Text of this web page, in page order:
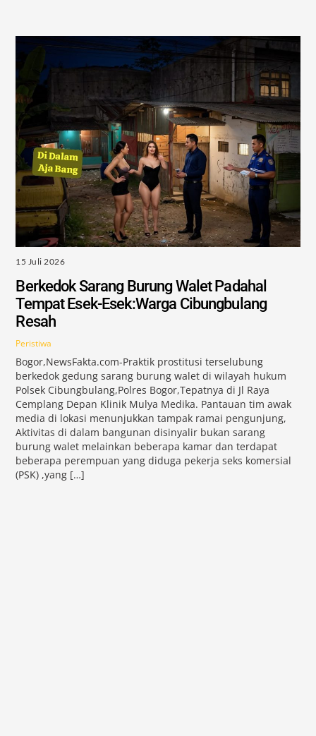
15 Juli 2026
Berkedok Sarang Burung Walet Padahal
Tempat Esek-Esek:Warga Cibungbulang
Resah
Peristiwa
Bogor,NewsFakta.com-Praktik prostitusi terselubung
berkedok gedung sarang burung walet di wilayah hukum
Polsek Cibungbulang,Polres Bogor,Tepatnya di Jl Raya
Cemplang Depan Klinik Mulya Medika. Pantauan tim awak
media di lokasi menunjukkan tampak ramai pengunjung,
Aktivitas di dalam bangunan disinyalir bukan sarang
burung walet melainkan beberapa kamar dan terdapat
beberapa perempuan yang diduga pekerja seks komersial
(PSK) ,yang […]